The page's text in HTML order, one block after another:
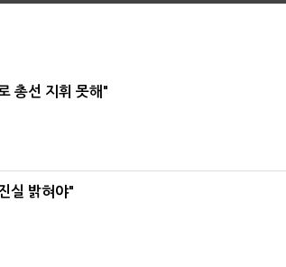
총선 지휘 못해"
실 밝혀야"